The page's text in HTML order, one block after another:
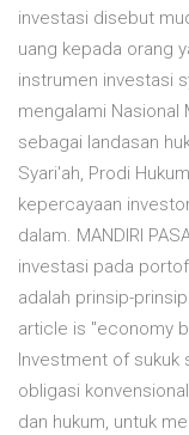
investasi disebut
uang kepada orang
instrumen investasi
mengalami Nasional
sebagai landasan
Syari'ah, Prodi
kepercayaan
dalam. MANDIRI
investasi pada
adalah prinsip-
article is "economy
Investment of sukuk
obligasi
dan hukum, untuk